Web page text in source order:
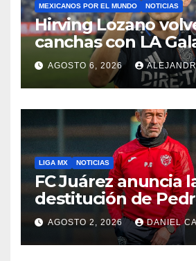
MEXICANOS POR EL MUNDO NOTICIAS
Hirving Lozano
canchas con LA
AGOSTO 6, 2026
LIGA MX NOTICIAS
FC Juárez anuncia
destitución de
Caixinha
AGOSTO 2, 2026 DANIEL